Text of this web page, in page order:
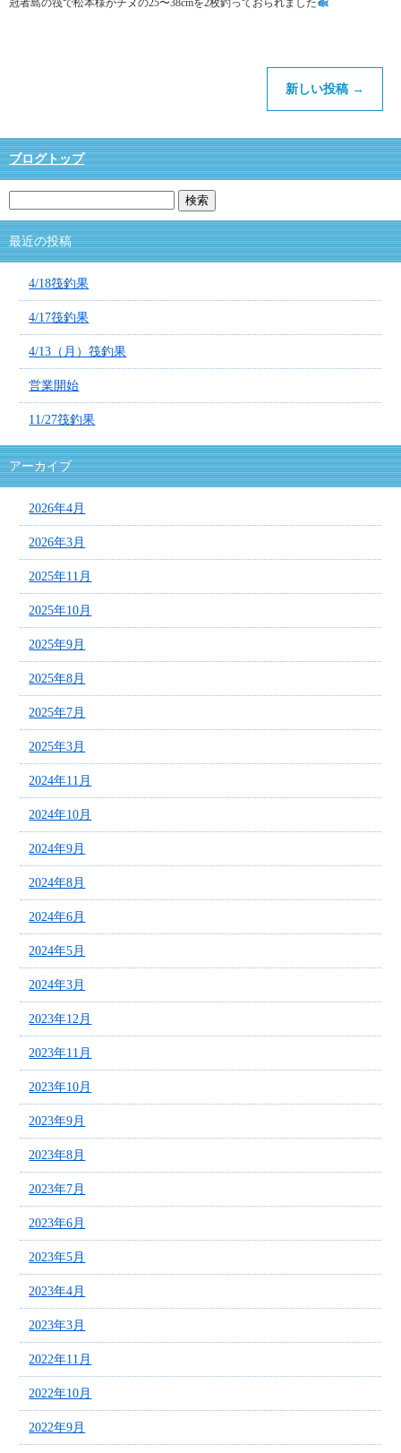
冠者島の筏で松本様がチヌの25〜38cmを2枚釣っておられました
新しい投稿 →
ブログトップ
最近の投稿
4/18筏釣果
4/17筏釣果
4/13（月）筏釣果
営業開始
11/27筏釣果
アーカイブ
2026年4月
2026年3月
2025年11月
2025年10月
2025年9月
2025年8月
2025年7月
2025年3月
2024年11月
2024年10月
2024年9月
2024年8月
2024年6月
2024年5月
2024年3月
2023年12月
2023年11月
2023年10月
2023年9月
2023年8月
2023年7月
2023年6月
2023年5月
2023年4月
2023年3月
2022年11月
2022年10月
2022年9月